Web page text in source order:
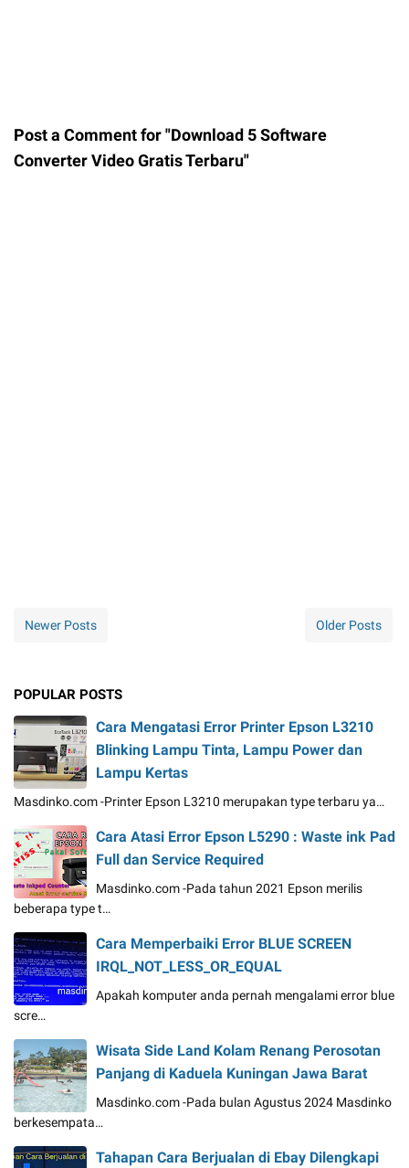
Post a Comment for "Download 5 Software
Converter Video Gratis Terbaru"
Newer Posts Older Posts
POPULAR POSTS
Cara Mengatasi Error Printer Epson L3210
Blinking Lampu Tinta, Lampu Power dan
Lampu Kertas
Masdinko.com -Printer Epson L3210 merupakan type terbaru ya…
Cara Atasi Error Epson L5290 : Waste ink Pad
Full dan Service Required
Masdinko.com -Pada tahun 2021 Epson merilis
beberapa type t…
Cara Memperbaiki Error BLUE SCREEN
IRQL_NOT_LESS_OR_EQUAL
Apakah komputer anda pernah mengalami error blue
scre…
Wisata Side Land Kolam Renang Perosotan
Panjang di Kaduela Kuningan Jawa Barat
Masdinko.com -Pada bulan Agustus 2024 Masdinko
berkesempata…
Tahapan Cara Berjualan di Ebay Dilengkapi